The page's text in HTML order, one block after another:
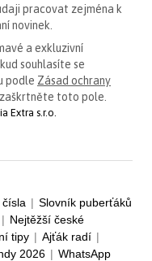
pracovat zejména k
novinek.
a exkluzivní
souhlasíte se
podle Zásad ochrany
toto pole.
Extra s.r.o.
| Slovník puberťáků
| Nejtěžší české
tipy | Ajťák radí |
2026 | WhatsApp